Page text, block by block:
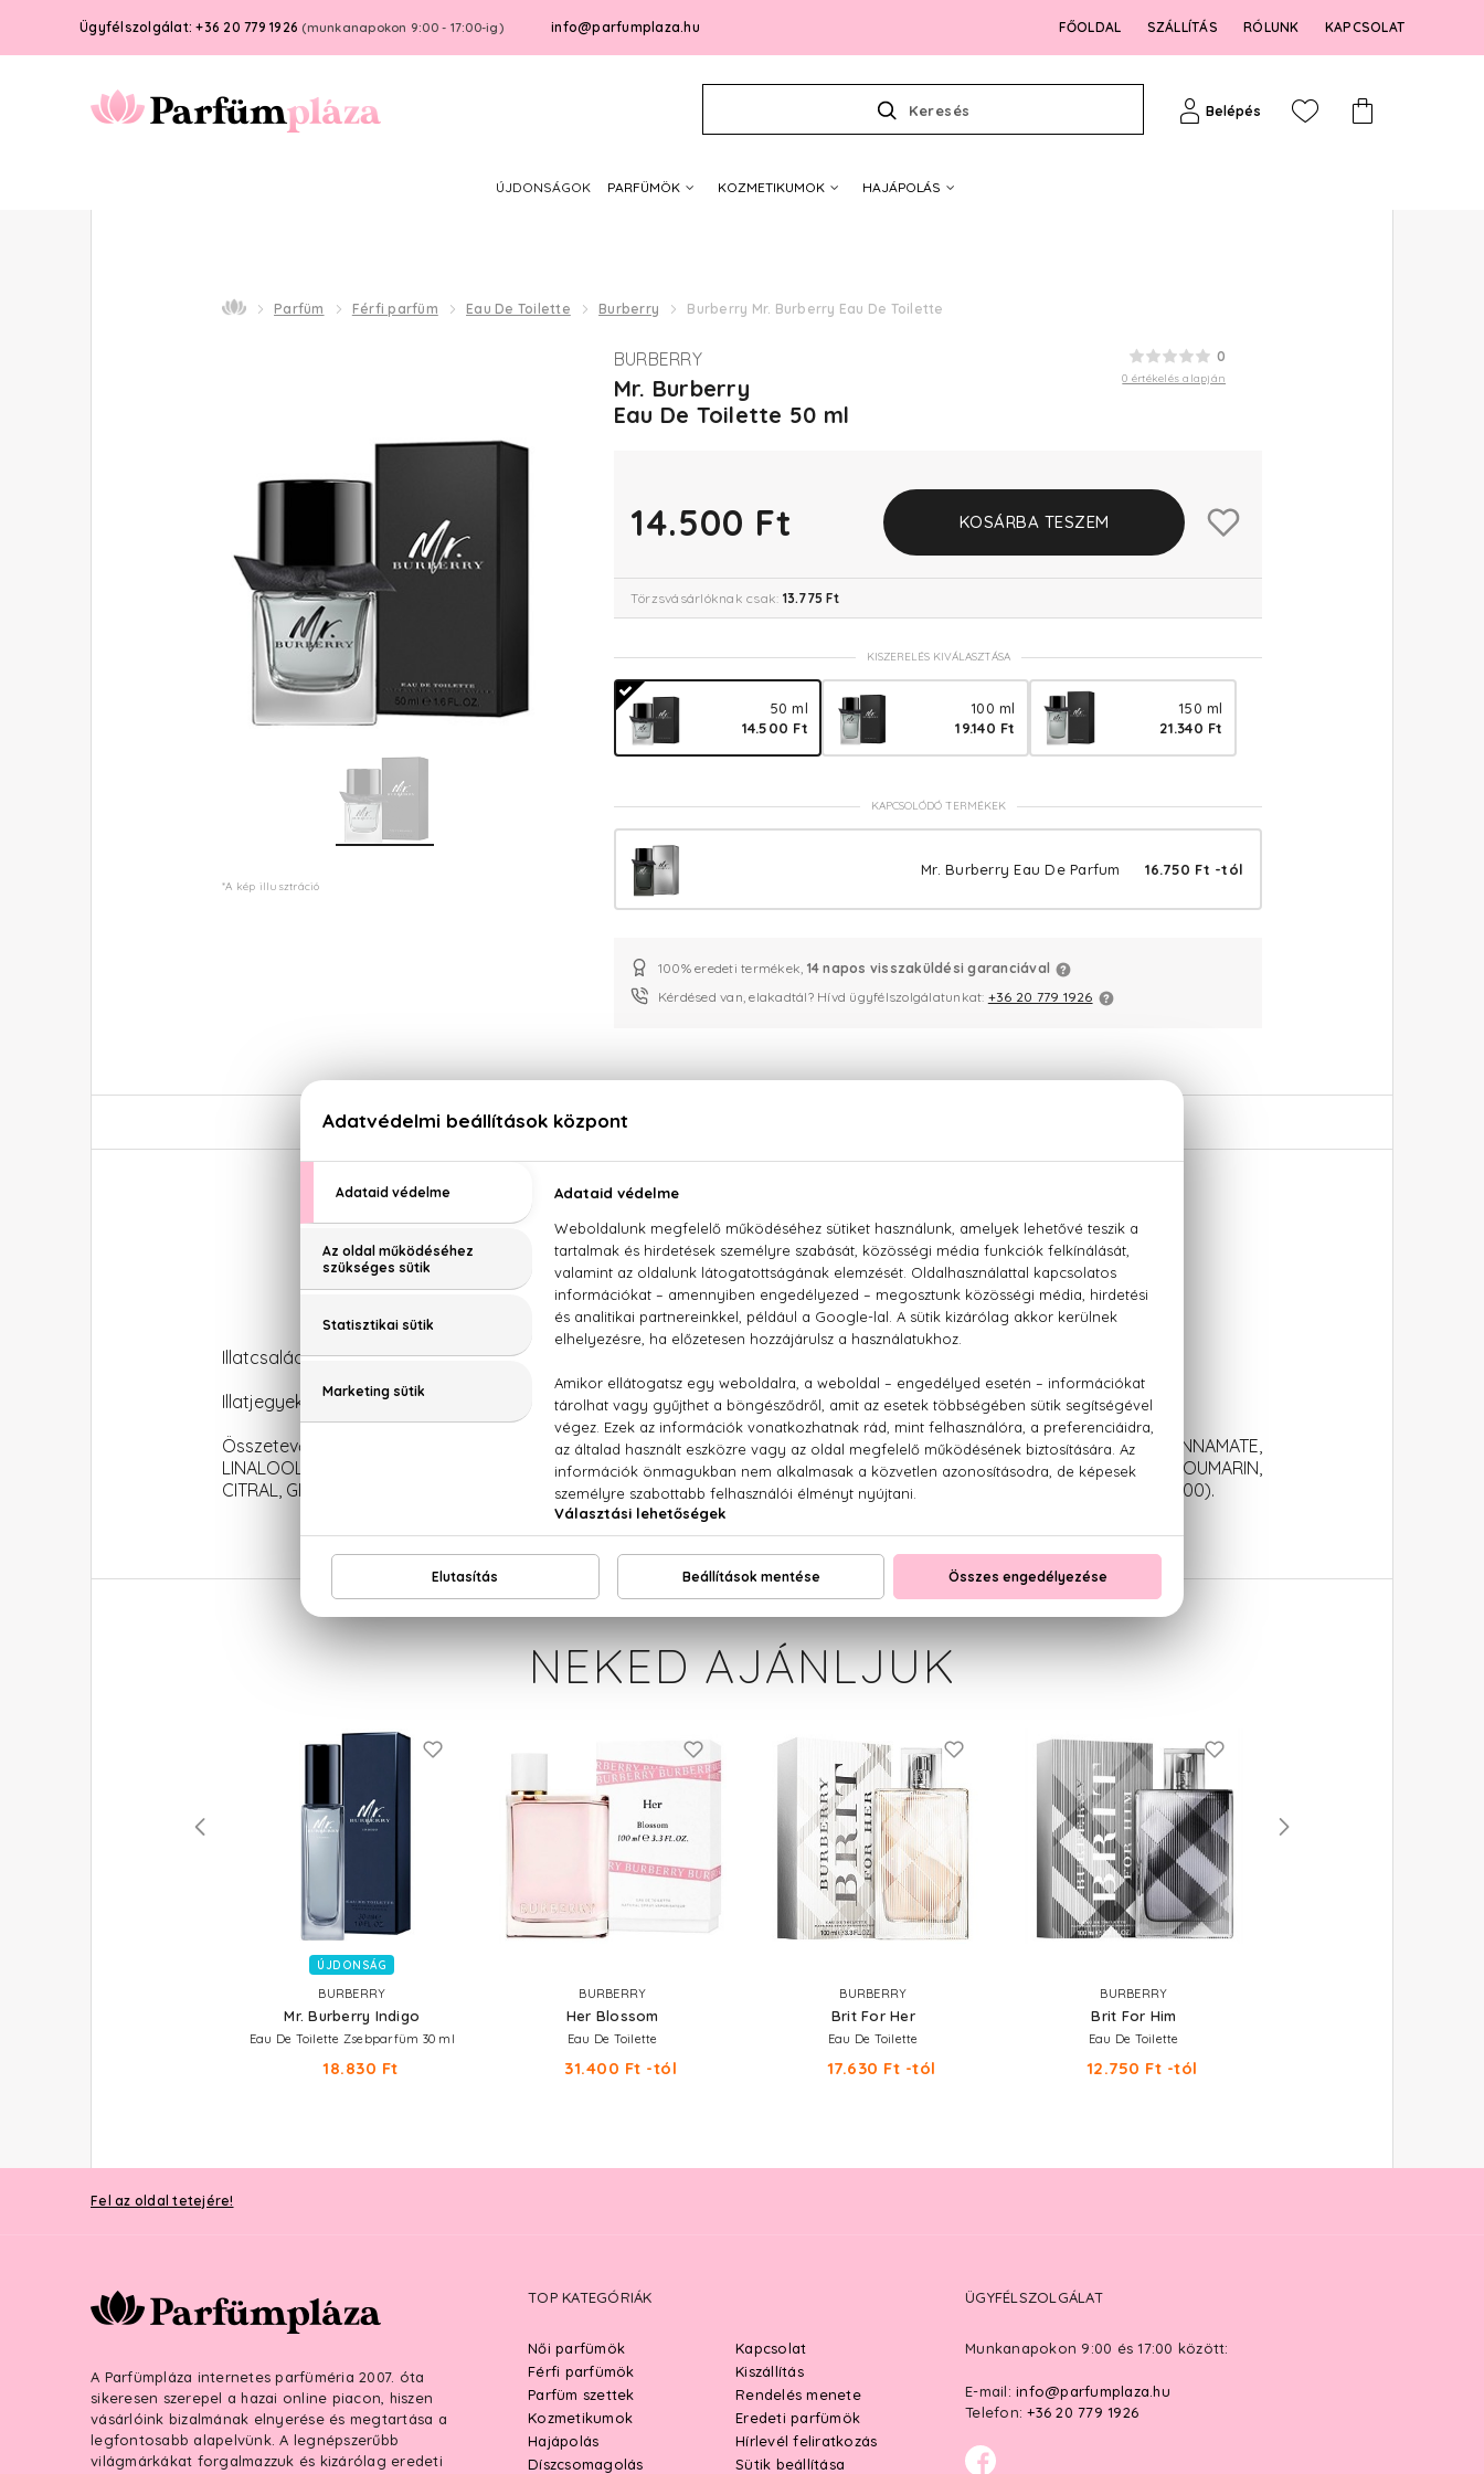
Ügyfélszolgálat: +36 20 779 1926 (munkanapokon 9:00 - 17:00-ig) info@parfumplaza.hu FŐOLDAL SZÁLLÍTÁS RÓLUNK KAPCSOLAT
Keresés Belépés
ÚJDONSÁGOK PARFÜMÖK KOZMETIKUMOK HAJÁPOLÁS
Parfüm Férfi parfüm Eau De Toilette Burberry Burberry Mr. Burberry Eau De Toilette
*A kép illusztráció
0
0 értékelés alapján
BURBERRY
Mr. Burberry
Eau De Toilette 50 ml
14.500 Ft KOSÁRBA TESZEM
Törzsvásárlóknak csak: 13.775 Ft
KISZERELÉS KIVÁLASZTÁSA
50 ml
14.500 Ft
100 ml
19.140 Ft
150 ml
21.340 Ft
KAPCSOLÓDÓ TERMÉKEK
Mr. Burberry Eau De Parfum 16.750 Ft -tól
100% eredeti termékek, 14 napos visszaküldési garanciával
Kérdésed van, elakadtál? Hívd ügyfélszolgálatunkat: +36 20 779 1926
LEÍRÁS
Burberry Mr. Burberry Eau De Toilette
Illatcsalád: Aromás-fás
Illatjegyek: grapefruit, kardamom, tárkony, nyírfalevél, szerecsendió, cédrus, szantálfa, guajakfa, vetiver
Összetevők: ALCOHOL DENAT., AQUA/WATER/EAU, PARFUM/FRAGRANCE, LIMONENE, ETHYLHEXYL METHOXYCINNAMATE,
LINALOOL, DIETHYLAMINO HYDROXYBENZOYL HEXYL BENZOATE, CITRONELLOL, ALPHA-ISOMETHYL IONONE, BHT, COUMARIN,
CITRAL, GERANIOL, EUGENOL, CINNAMAL, EXT.VIOLET 2 (CI 60730), YELLOW 5 (CI 19140), BLUE 1 (CI 42090), RED 33 (CI 17200).
NEKED AJÁNLJUK
ÚJDONSÁG
BURBERRY
Mr. Burberry Indigo
Eau De Toilette Zsebparfüm 30 ml
18.830 Ft
BURBERRY
Her Blossom
Eau De Toilette
31.400 Ft -tól
BURBERRY
Brit For Her
Eau De Toilette
17.630 Ft -tól
BURBERRY
Brit For Him
Eau De Toilette
12.750 Ft -tól
Fel az oldal tetejére!
A Parfümpláza internetes parfüméria 2007. óta
sikeresen szerepel a hazai online piacon, hiszen
vásárlóink bizalmának elnyerése és megtartása a
legfontosabb alapelvünk. A legnépszerűbb
világmárkákat forgalmazzuk és kizárólag eredeti
TOP KATEGÓRIÁK
Női parfümök
Férfi parfümök
Parfüm szettek
Kozmetikumok
Hajápolás
Díszcsomagolás
Kapcsolat
Kiszállítás
Rendelés menete
Eredeti parfümök
Hírlevél feliratkozás
Sütik beállítása
ÜGYFÉLSZOLGÁLAT
Munkanapokon 9:00 és 17:00 között:
E-mail: info@parfumplaza.hu
Telefon: +36 20 779 1926